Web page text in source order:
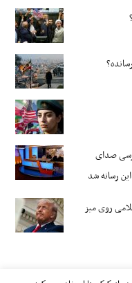
صدای
رسانه شد
روی میز